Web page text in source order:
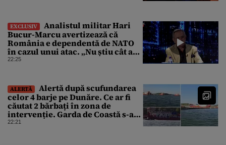
EXCLUSIV
Analistul militar Hari
Bucur-Marcu avertizează că
România e dependentă de NATO
în cazul unui atac. „Nu știu cât ar
rezista țara fără ajutor ”
22:25
ALERTĂ
Alertă după scufundarea
celor 4 barje pe Dunăre. Ce ar fi
căutat 2 bărbați în zona de
intervenție. Garda de Coastă s-a
deplasat urgent
22:21